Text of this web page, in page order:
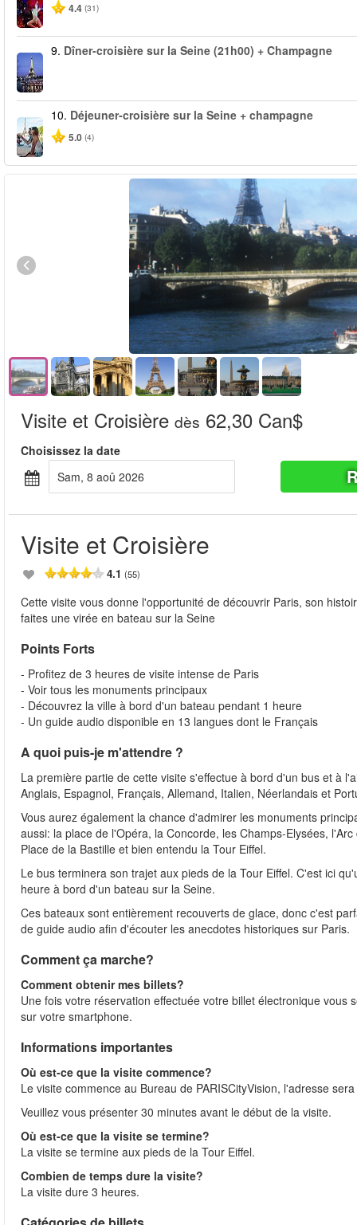
4.4 (31)
9. Dîner-croisière sur la Seine (21h00) + Champagne
10. Déjeuner-croisière sur la Seine + champagne
5.0 (4)
Visite et Croisière dès 62,30 Can$
Choisissez la date
sam, 8 aoû 2026
Visite et Croisière
4.1 (55)
Cette visite vous donne l'opportunité de découvrir Paris, son
faites une virée en bateau sur la Seine
Points Forts
- Profitez de 3 heures de visite intense de Paris
- Voir tous les monuments principaux
- Découvrez la ville à bord d'un bateau pendant 1 heure
- Un guide audio disponible en 13 langues dont le Français
A quoi puis-je m'attendre ?
La première partie de cette visite s'effectue à bord d'un bus et à
Anglais, Espagnol, Français, Allemand, Italien, Néerlandais et
Vous aurez également la chance d'admirer les monuments
aussi: la place de l'Opéra, la Concorde, les Champs-Elysées,
Place de la Bastille et bien entendu la Tour Eiffel.
Le bus terminera son trajet aux pieds de la Tour Eiffel. C'est ici
heure à bord d'un bateau sur la Seine.
Ces bateaux sont entièrement recouverts de glace, donc c'est
de guide audio afin d'écouter les anecdotes historiques sur Paris.
Comment ça marche?
Comment obtenir mes billets?
Une fois votre réservation effectuée votre billet électronique
sur votre smartphone.
Informations importantes
Où est-ce que la visite commence?
Le visite commence au Bureau de PARISCityVision, l'adresse
Veuillez vous présenter 30 minutes avant le début de la visite.
Où est-ce que la visite se termine?
La visite se termine aux pieds de la Tour Eiffel.
Combien de temps dure la visite?
La visite dure 3 heures.